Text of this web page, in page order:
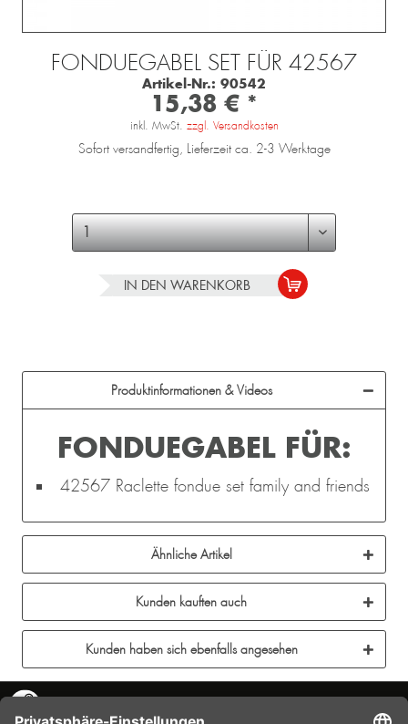
FONDUEGABEL SET FÜR 42567
Artikel-Nr.: 90542
15,38 € *
inkl. MwSt. zzgl. Versandkosten
Sofort versandfertig, Lieferzeit ca. 2-3 Werktage
IN DEN WARENKORB
Produktinformationen & Videos
FONDUEGABEL FÜR:
42567 Raclette fondue set family and friends
Ähnliche Artikel
Kunden kauften auch
Kunden haben sich ebenfalls angesehen